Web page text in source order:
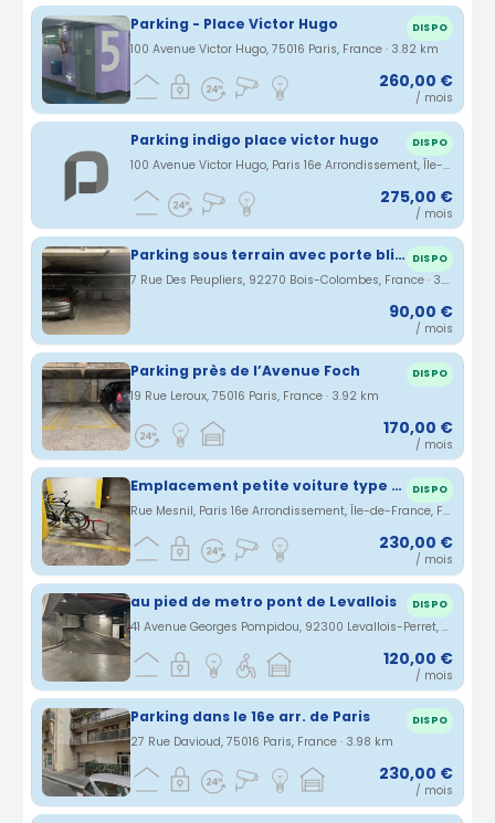
Parking - Place Victor Hugo DISPO
100 Avenue Victor Hugo, 75016 Paris, France · 3.82 km
260,00 €
/ mois
Parking indigo place victor hugo DISPO
100 Avenue Victor Hugo, Paris 16e Arrondissement, Île-de-France, France · 3.82 km
275,00 €
/ mois
Parking sous terrain avec porte blindée et indépendant DISPO
7 Rue Des Peupliers, 92270 Bois-Colombes, France · 3.9 km
90,00 €
/ mois
Parking près de l’Avenue Foch DISPO
19 Rue Leroux, 75016 Paris, France · 3.92 km
170,00 €
/ mois
Emplacement petite voiture type smart DISPO
Rue Mesnil, Paris 16e Arrondissement, Île-de-France, France · 3.93 km
230,00 €
/ mois
au pied de metro pont de Levallois DISPO
41 Avenue Georges Pompidou, 92300 Levallois-Perret, France · 3.98 km
120,00 €
/ mois
Parking dans le 16e arr. de Paris DISPO
27 Rue Davioud, 75016 Paris, France · 3.98 km
230,00 €
/ mois